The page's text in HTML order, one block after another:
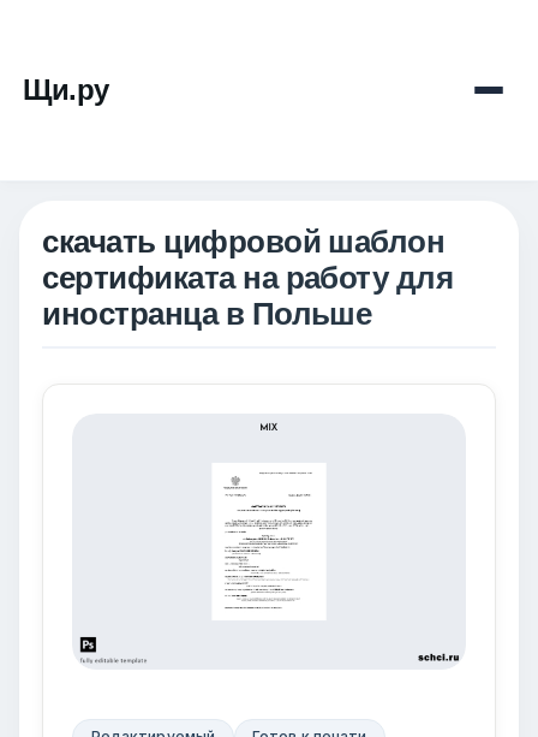
Щи.ру
скачать цифровой шаблон
сертификата на работу для
иностранца в Польше